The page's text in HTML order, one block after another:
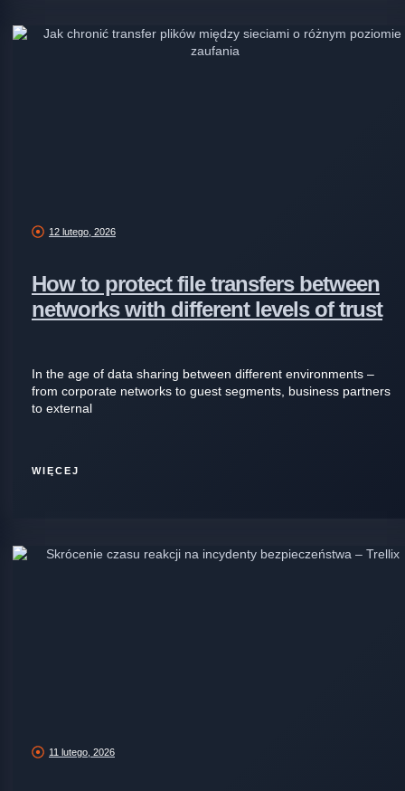
12 lutego, 2026
How to protect file transfers between
networks with different levels of trust
In the age of data sharing between different environments –
from corporate networks to guest segments, business partners
to external
WIĘCEJ
11 lutego, 2026